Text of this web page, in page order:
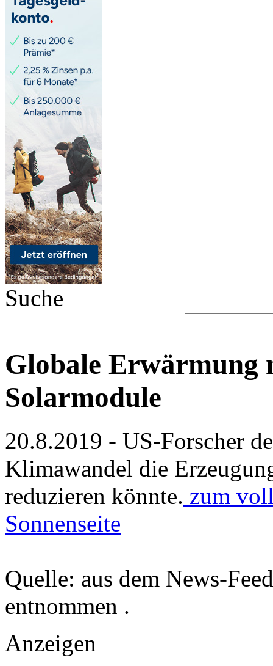
Suche
Globale Erwärmung
Solarmodule
20.8.2019 - US-Forscher
Klimawandel die
reduzieren könnte. zum
Sonnenseite
Quelle: aus dem News-
entnommen .
Anzeigen